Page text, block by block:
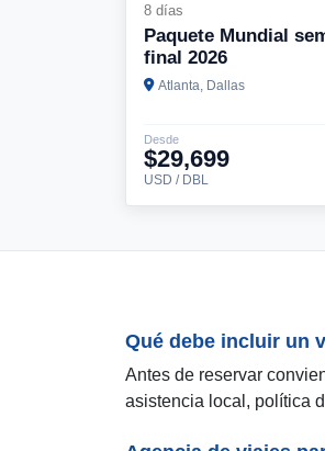
8 días
Paquete Mundial
final 2026
Atlanta, Dallas
Desde
$29,699
USD / DBL
Qué debe incluir un
Antes de reservar
asistencia local, política